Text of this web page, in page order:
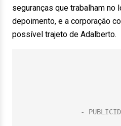
seguranças que trabalham no
depoimento, e a corporação
possível trajeto de Adalberto.